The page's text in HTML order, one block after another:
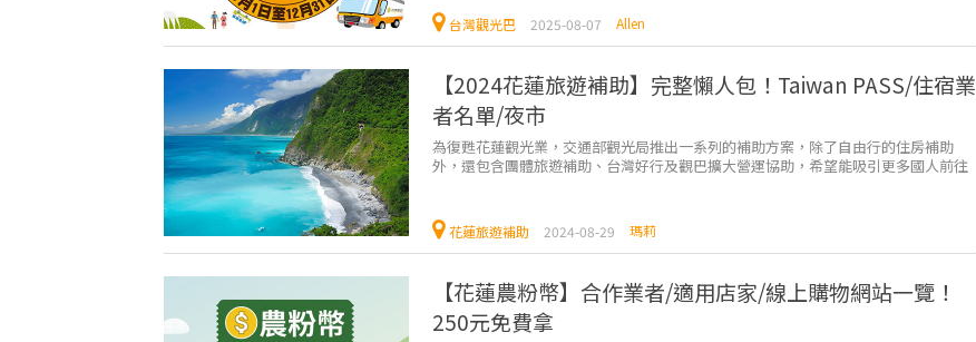
台灣觀光巴 2025-08-07 Allen
【2024花蓮旅遊補助】完整懶人包！Taiwan PASS/住宿業
者名單/夜市
為復甦花蓮觀光業，交通部觀光局推出一系列的補助方案，除了自由行的住房補助
外，還包含團體旅遊補助、台灣好行及觀巴擴大營運協助，希望能吸引更多國人前往
花蓮旅遊補助 2024-08-29 瑪莉
【花蓮農粉幣】合作業者/適用店家/線上購物網站一覽！
250元免費拿